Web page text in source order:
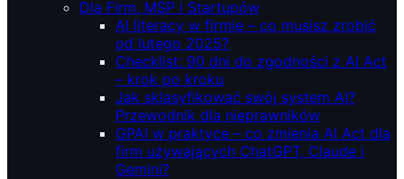
Dla Firm, MŚP i Startupów
AI literacy w firmie – co musisz zrobić
od lutego 2025?
Checklist: 90 dni do zgodności z AI Act
– krok po kroku
Jak sklasyfikować swój system AI?
Przewodnik dla nieprawników
GPAI w praktyce – co zmienia AI Act dla
firm używających ChatGPT, Claude i
Gemini?